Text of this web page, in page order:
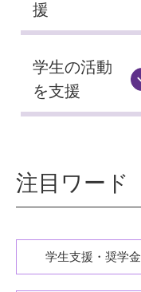
援
学生の活動
を支援
注目ワード
学生支援・奨学金